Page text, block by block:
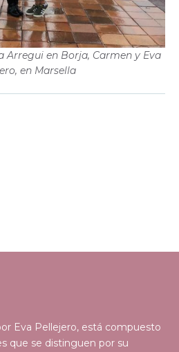
Arregui en Borja, Carmen y Eva
en Marsella
Eva Pellejero, está compuesto
que se distinguen por su